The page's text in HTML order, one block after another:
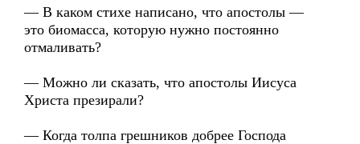
— В каком стихе написано, что апостолы —
это биомасса, которую нужно постоянно
отмаливать?
— Можно ли сказать, что апостолы Иисуса
Христа презирали?
— Когда толпа грешников добрее Господа